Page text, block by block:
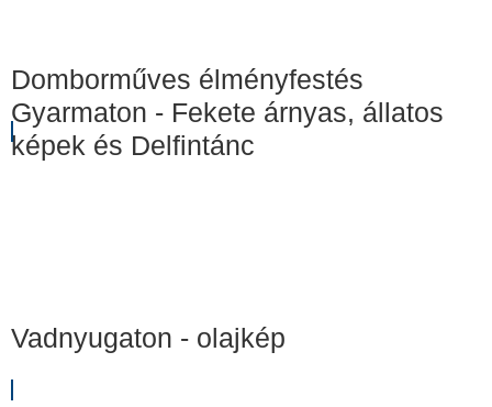
Domborműves élményfestés
Gyarmaton - Fekete árnyas, állatos
képek és Delfintánc
Vadnyugaton - olajkép